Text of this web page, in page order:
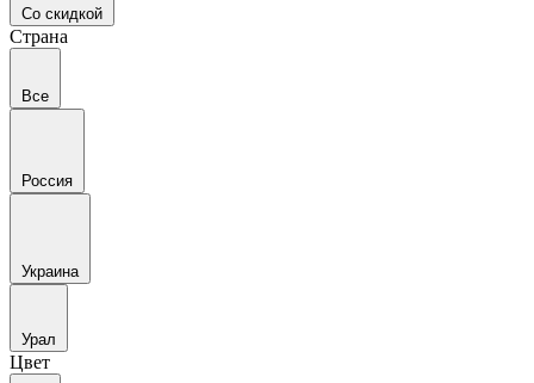
Со скидкой
Страна
Все
Россия
Украина
Урал
Цвет